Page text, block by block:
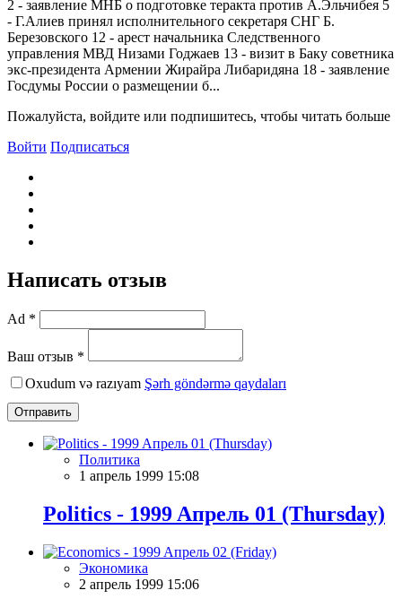
2 - заявление МHБ о подготовке теракта против А.Эльчибея 5
- Г.Алиев принял исполнительного секретаря СНГ Б.
Березовского 12 - арест начальника Следственного
управления МВД Hизами Годжаев 13 - визит в Баку советника
экс-президента Армении Жирайра Либаридяна 18 - заявление
Госдумы России о размещении б...
Пожалуйста, войдите или подпишитесь, чтобы читать больше
Войти Подписаться
Написать отзыв
Ad *
Ваш отзыв *
Oxudum və razıyam Şərh göndərmə qaydaları
Отправить
Политика
1 апрель 1999 15:08
Politics - 1999 Aпрель 01 (Thursday)
Экономика
2 апрель 1999 15:06